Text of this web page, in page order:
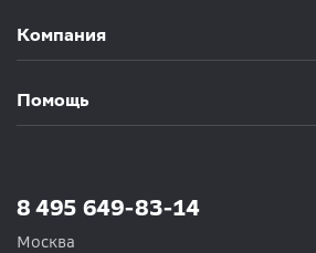
Компания
Помощь
8 495 649-83-14
Москва